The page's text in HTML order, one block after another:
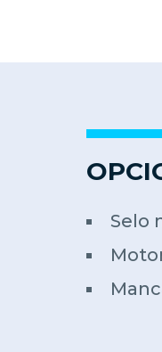
Selo